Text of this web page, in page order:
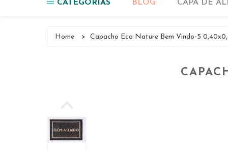
CATEGORIAS
Capa de Almofadas
NOVIDADES
BLOG CAPA DE
NOVIDADES
Home > Capacho Eco Nature Bem Vindo-5